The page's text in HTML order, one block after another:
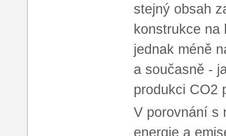
stejný obsah
konstrukce na
jednak méně
a současně -
produkci CO2
V porovnání s
energie a